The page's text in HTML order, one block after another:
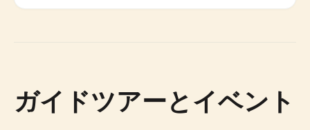
ガイドツアーとイベント